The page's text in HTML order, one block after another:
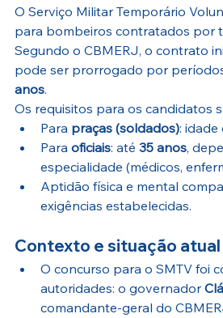
O Serviço Militar Temporário
para bombeiros contratados por
Segundo o CBMERJ, o contrato
pode ser prorrogado por
anos.
Os requisitos para os candidatos
Para praças (soldados): idade
Para oficiais: até 35 anos,
especialidade (médicos,
Aptidão física e mental
exigências estabelecidas.
Contexto e situação atual
O concurso para o SMTV foi
autoridades: o governador
comandante-geral do